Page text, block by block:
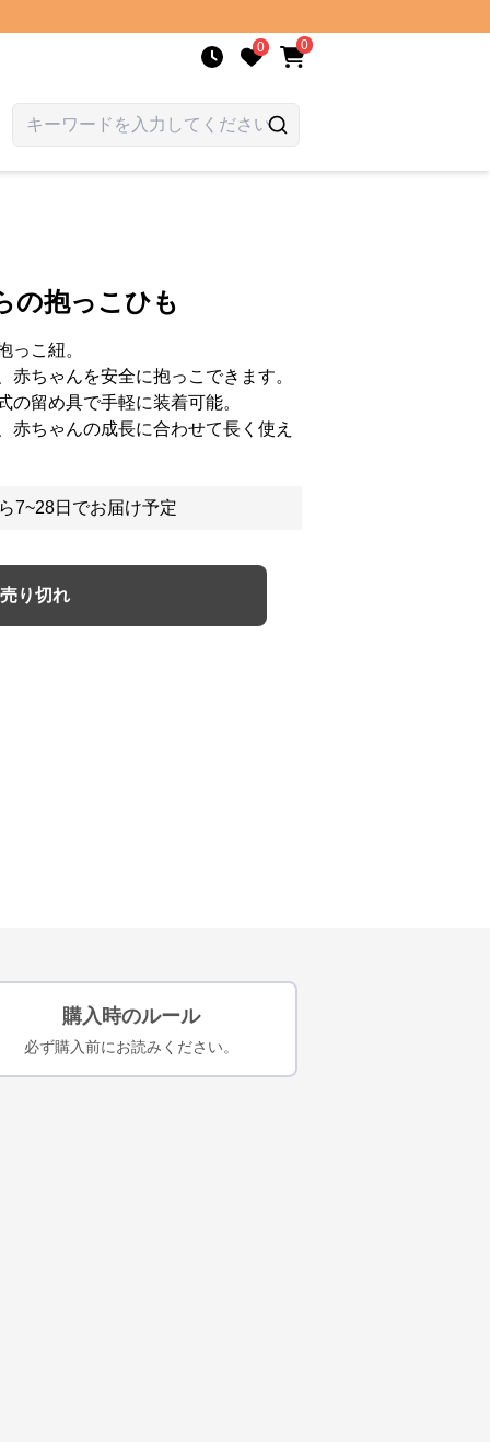
0 0
の抱っこひも
っこ紐。
赤ちゃんを安全に抱っこできます。
の留め具で手軽に装着可能。
赤ちゃんの成長に合わせて長く使え
7~28日でお届け予定
売り切れ
購入時のルール
必ず購入前にお読みください。